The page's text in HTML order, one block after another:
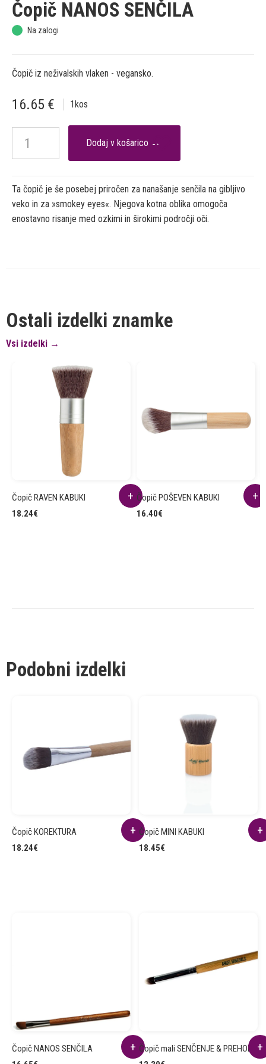
Čopič NANOS SENČILA
Na zalogi
Čopič iz neživalskih vlaken - vegansko.
16.65 € 1kos

Ta čopič je še posebej priročen za nanašanje senčila na gibljivo
veko in za »smokey eyes«. Njegova kotna oblika omogoča
enostavno risanje med ozkimi in širokimi področji oči.
Ostali izdelki znamke
Vsi izdelki →
Čopič RAVEN KABUKI
18.24€
Čopič POŠEVEN KABUKI
16.40€
Podobni izdelki
Čopič KOREKTURA
18.24€
Čopič MINI KABUKI
18.45€
Čopič NANOS SENČILA
Čopič mali SENČENJE & PREHODI